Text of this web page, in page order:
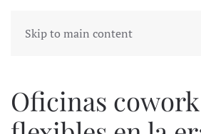
Skip to main content
Oficinas